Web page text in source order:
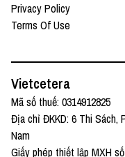
Privacy Policy
Terms Of Use
Vietcetera
Mã số thuế: 0314912825
Địa chỉ ĐKKD: 6 Thi Sách,
Nam
Giấy phép thiết lập MXH